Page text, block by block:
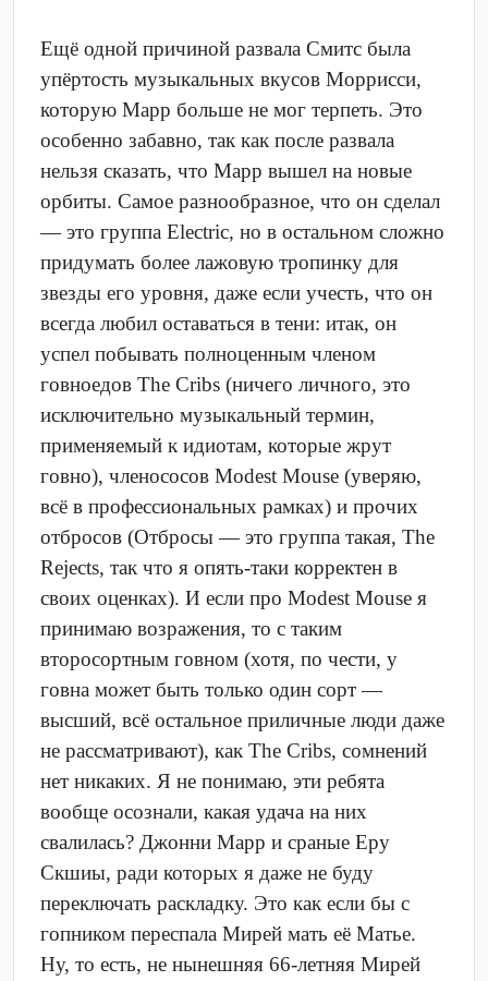
Ещё одной причиной развала Смитс была
упёртость музыкальных вкусов Моррисси,
которую Марр больше не мог терпеть. Это
особенно забавно, так как после развала
нельзя сказать, что Марр вышел на новые
орбиты. Самое разнообразное, что он сделал
— это группа Electric, но в остальном сложно
придумать более лажовую тропинку для
звезды его уровня, даже если учесть, что он
всегда любил оставаться в тени: итак, он
успел побывать полноценным членом
говноедов The Cribs (ничего личного, это
исключительно музыкальный термин,
применяемый к идиотам, которые жрут
говно), членососов Modest Mouse (уверяю,
всё в профессиональных рамках) и прочих
отбросов (Отбросы — это группа такая, The
Rejects, так что я опять-таки корректен в
своих оценках). И если про Modest Mouse я
принимаю возражения, то с таким
второсортным говном (хотя, по чести, у
говна может быть только один сорт —
высший, всё остальное приличные люди даже
не рассматривают), как The Cribs, сомнений
нет никаких. Я не понимаю, эти ребята
вообще осознали, какая удача на них
свалилась? Джонни Марр и сраные Еру
Скшиы, ради которых я даже не буду
переключать раскладку. Это как если бы с
гопником переспала Мирей мать её Матье.
Ну, то есть, не нынешняя 66-летняя Мирей